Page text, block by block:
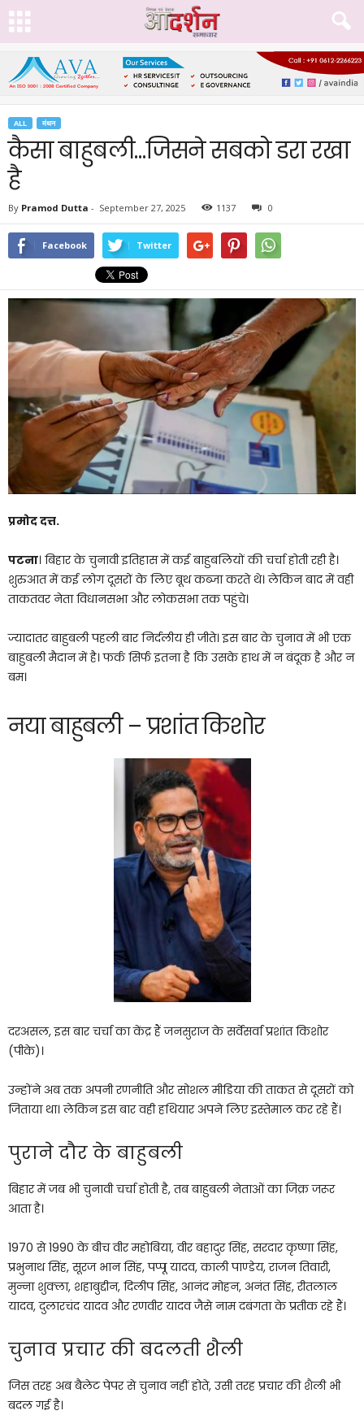
ALL मंथन
कैसा बाहुबली…जिसने सबको डरा रखा
है
By Pramod Dutta - September 27, 2025 1137 0
Facebook Twitter
प्रमोद दत्त.
पटना। बिहार के चुनावी इतिहास में कई बाहुबलियों की चर्चा होती रही है।
शुरुआत में कई लोग दूसरों के लिए बूथ कब्जा करते थे। लेकिन बाद में वही
ताकतवर नेता विधानसभा और लोकसभा तक पहुंचे।
ज्यादातर बाहुबली पहली बार निर्दलीय ही जीते। इस बार के चुनाव में भी एक
बाहुबली मैदान में है। फर्क सिर्फ इतना है कि उसके हाथ में न बंदूक है और न
बम।
नया बाहुबली – प्रशांत किशोर
दरअसल, इस बार चर्चा का केंद्र हैं जनसुराज के सर्वेसर्वा प्रशांत किशोर
(पीके)।
उन्होंने अब तक अपनी रणनीति और सोशल मीडिया की ताकत से दूसरों को
जिताया था। लेकिन इस बार वही हथियार अपने लिए इस्तेमाल कर रहे हैं।
पुराने दौर के बाहुबली
बिहार में जब भी चुनावी चर्चा होती है, तब बाहुबली नेताओं का जिक्र जरूर
आता है।
1970 से 1990 के बीच वीर महोबिया, वीर बहादुर सिंह, सरदार कृष्णा सिंह,
प्रभुनाथ सिंह, सूरज भान सिंह, पप्पू यादव, काली पाण्डेय, राजन तिवारी,
मुन्ना शुक्ला, शहाबुद्दीन, दिलीप सिंह, आनंद मोहन, अनंत सिंह, रीतलाल
यादव, दुलारचंद यादव और रणवीर यादव जैसे नाम दबंगता के प्रतीक रहे हैं।
चुनाव प्रचार की बदलती शैली
जिस तरह अब बैलेट पेपर से चुनाव नहीं होते, उसी तरह प्रचार की शैली भी
बदल गई है।